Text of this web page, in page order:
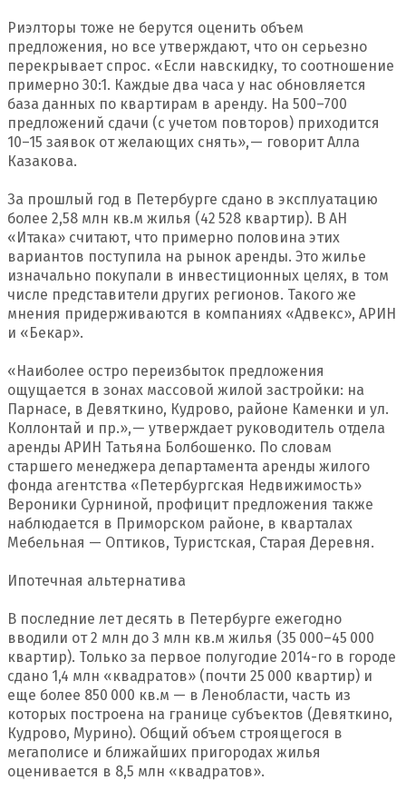
Риэлторы тоже не берутся оценить объем
предложения, но все утверждают, что он серьезно
перекрывает спрос. «Если навскидку, то соотношение
примерно 30:1. Каждые два часа у нас обновляется
база данных по квартирам в аренду. На 500–700
предложений сдачи (с учетом повторов) приходится
10–15 заявок от желающих снять», — говорит Алла
Казакова.
За прошлый год в Петербурге сдано в эксплуатацию
более 2,58 млн кв.м жилья (42 528 квартир). В АН
«Итака» считают, что примерно половина этих
вариантов поступила на рынок аренды. Это жилье
изначально покупали в инвестиционных целях, в том
числе представители других регионов. Такого же
мнения придерживаются в компаниях «Адвекс», АРИН
и «Бекар».
«Наиболее остро переизбыток предложения
ощущается в зонах массовой жилой застройки: на
Парнасе, в Девяткино, Кудрово, районе Каменки и ул.
Коллонтай и пр.», — утверждает руководитель отдела
аренды АРИН Татьяна Болбошенко. По словам
старшего менеджера департамента аренды жилого
фонда агентства «Петербургская Недвижимость»
Вероники Сурниной, профицит предложения также
наблюдается в Приморском районе, в кварталах
Мебельная — Оптиков, Туристская, Старая Деревня.
Ипотечная альтернатива
В последние лет десять в Петербурге ежегодно
вводили от 2 млн до 3 млн кв.м жилья (35 000–45 000
квартир). Только за первое полугодие 2014-го в городе
сдано 1,4 млн «квадратов» (почти 25 000 квартир) и
еще более 850 000 кв.м — в Ленобласти, часть из
которых построена на границе субъектов (Девяткино,
Кудрово, Мурино). Общий объем строящегося в
мегаполисе и ближайших пригородах жилья
оценивается в 8,5 млн «квадратов».